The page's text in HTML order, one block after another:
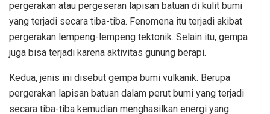
pergerakan atau pergeseran lapisan batuan di kulit bumi
yang terjadi secara tiba-tiba. Fenomena itu terjadi akibat
pergerakan lempeng-lempeng tektonik. Selain itu, gempa
juga bisa terjadi karena aktivitas gunung berapi.
Kedua, jenis ini disebut gempa bumi vulkanik. Berupa
pergerakan lapisan batuan dalam perut bumi yang terjadi
secara tiba-tiba kemudian menghasilkan energi yang